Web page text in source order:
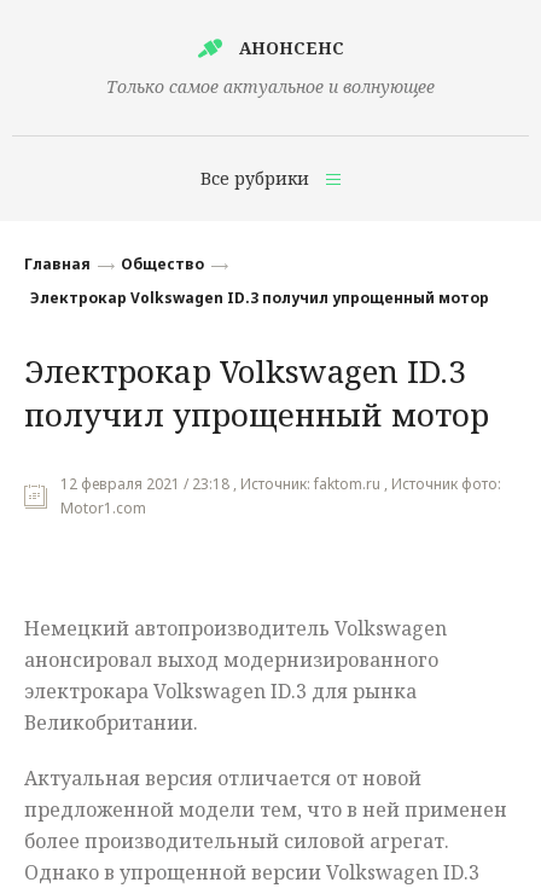
АНОНСЕНС
Только самое актуальное и волнующее
Все рубрики
Финансы
Наука
Культура
Общество
Происшествия
Главная
Общество
Электрокар Volkswagen ID.3 получил упрощенный мотор
Электрокар Volkswagen ID.3
получил упрощенный мотор
12 февраля 2021 / 23:18 , Источник: faktom.ru , Источник фото:
Motor1.com
Немецкий автопроизводитель Volkswagen
анонсировал выход модернизированного
электрокара Volkswagen ID.3 для рынка
Великобритании.
Актуальная версия отличается от новой
предложенной модели тем, что в ней применен
более производительный силовой агрегат.
Однако в упрощенной версии Volkswagen ID.3